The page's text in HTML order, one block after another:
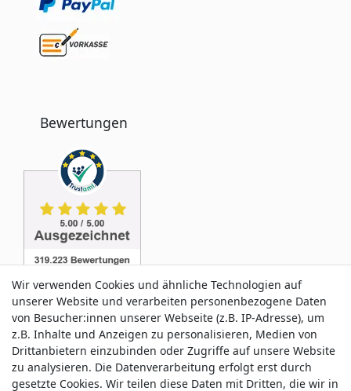
Bewertungen
Service & Kontakt
Wir verwenden Cookies und ähnliche Technologien auf
unserer Website und verarbeiten personenbezogene Daten
von Besucher:innen unserer Webseite (z.B. IP-Adresse), um
z.B. Inhalte und Anzeigen zu personalisieren, Medien von
Drittanbietern einzubinden oder Zugriffe auf unsere Website
zu analysieren. Die Datenverarbeitung erfolgt erst durch
gesetzte Cookies. Wir teilen diese Daten mit Dritten, die wir in